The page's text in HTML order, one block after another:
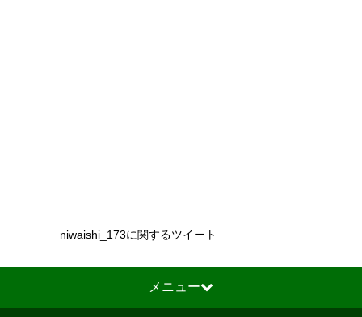
niwaishi_173に関するツイート
メニュー